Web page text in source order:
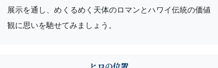
展示を通し、めくるめく天体のロマンとハワイ伝統の価値
観に思いを馳せてみましょう。